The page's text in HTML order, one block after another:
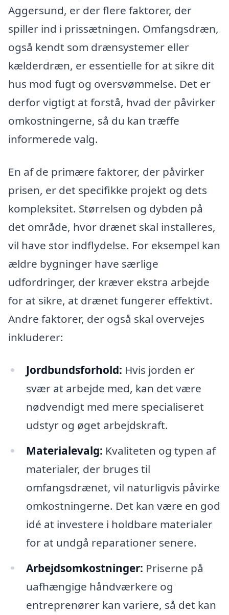
Aggersund, er der flere faktorer, der
spiller ind i prissætningen. Omfangsdræn,
også kendt som drænsystemer eller
kælderdræn, er essentielle for at sikre dit
hus mod fugt og oversvømmelse. Det er
derfor vigtigt at forstå, hvad der påvirker
omkostningerne, så du kan træffe
informerede valg.
En af de primære faktorer, der påvirker
prisen, er det specifikke projekt og dets
kompleksitet. Størrelsen og dybden på
det område, hvor drænet skal installeres,
vil have stor indflydelse. For eksempel kan
ældre bygninger have særlige
udfordringer, der kræver ekstra arbejde
for at sikre, at drænet fungerer effektivt.
Andre faktorer, der også skal overvejes
inkluderer:
Jordbundsforhold: Hvis jorden er
svær at arbejde med, kan det være
nødvendigt med mere specialiseret
udstyr og øget arbejdskraft.
Materialevalg: Kvaliteten og typen af
materialer, der bruges til
omfangsdrænet, vil naturligvis påvirke
omkostningerne. Det kan være en god
idé at investere i holdbare materialer
for at undgå reparationer senere.
Arbejdsomkostninger: Priserne på
uafhængige håndværkere og
entreprenører kan variere, så det kan